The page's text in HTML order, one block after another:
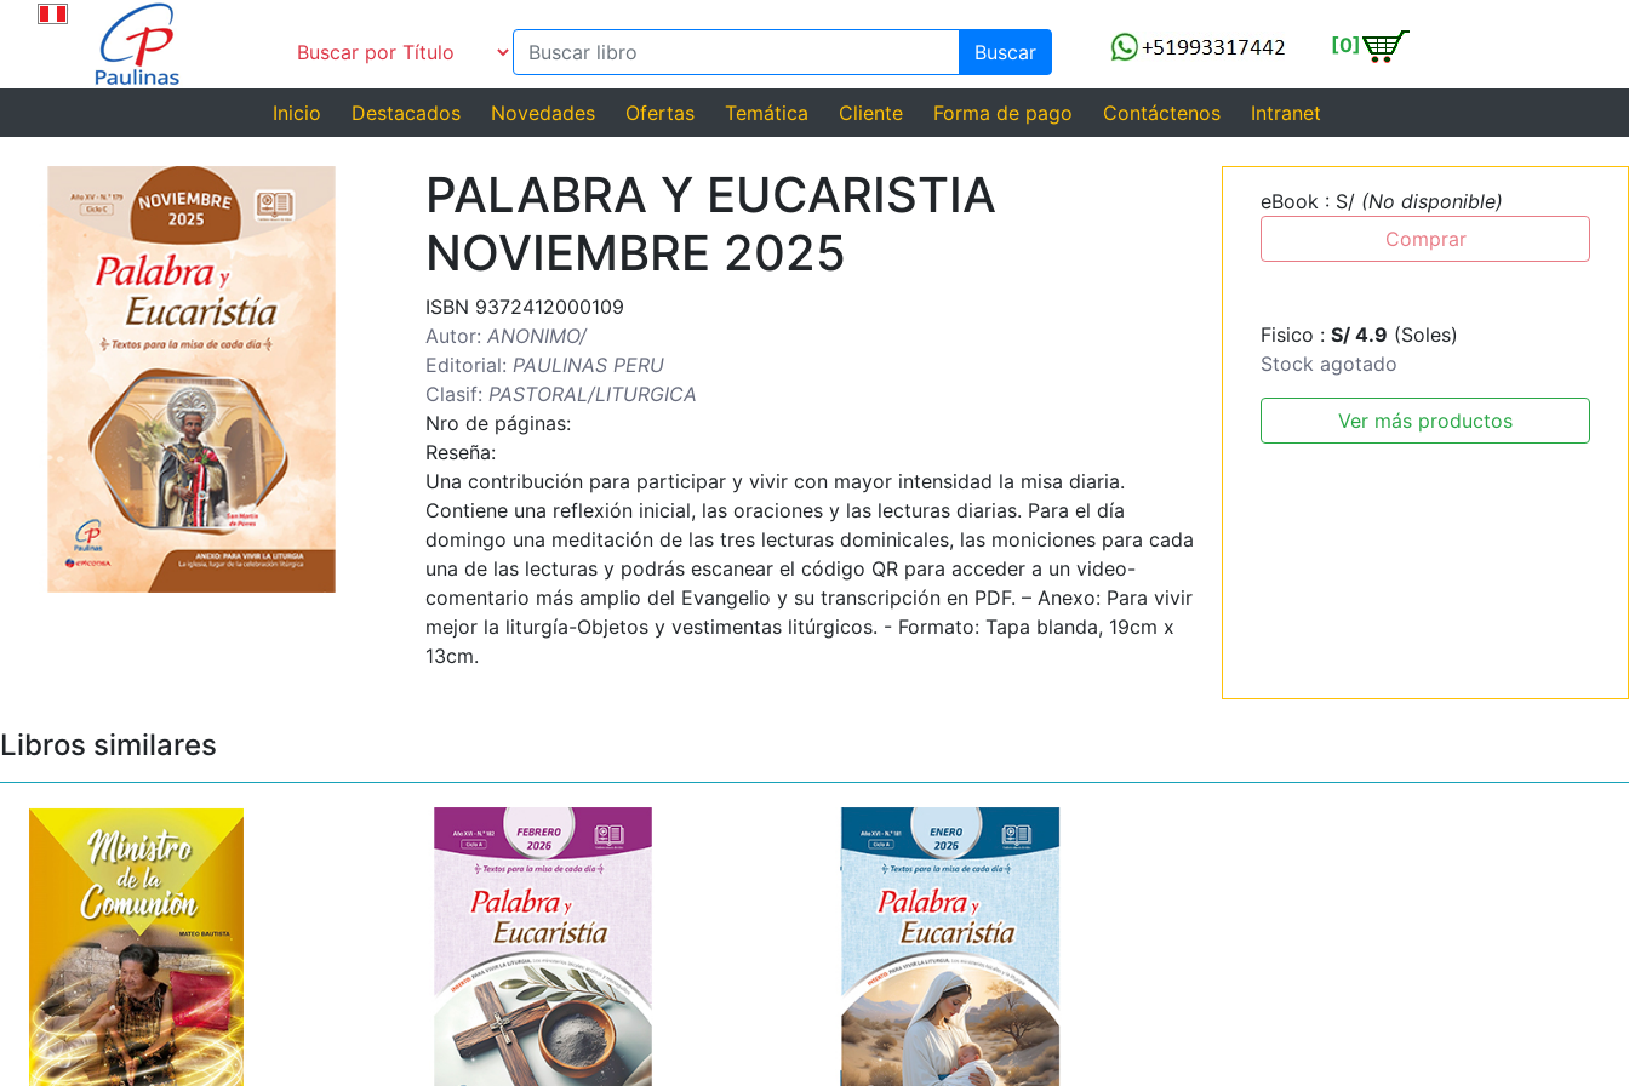
Buscar [0]
Inicio Destacados Novedades Ofertas Temática Cliente Forma de pago Contáctenos Intranet
PALABRA Y EUCARISTIA
NOVIEMBRE 2025
ISBN 9372412000109
Autor: ANONIMO/
Editorial: PAULINAS PERU
Clasif: PASTORAL/LITURGICA
Nro de páginas:
Reseña:
Una contribución para participar y vivir con mayor intensidad la misa diaria.
Contiene una reflexión inicial, las oraciones y las lecturas diarias. Para el día
domingo una meditación de las tres lecturas dominicales, las moniciones para cada
una de las lecturas y podrás escanear el código QR para acceder a un video-
comentario más amplio del Evangelio y su transcripción en PDF. – Anexo: Para vivir
mejor la liturgía-Objetos y vestimentas litúrgicos. - Formato: Tapa blanda, 19cm x
13cm.
eBook : S/ (No disponible)
Comprar
Fisico : S/ 4.9 (Soles)
Stock agotado
Ver más productos
Libros similares